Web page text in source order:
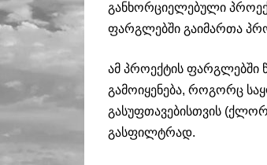
განხორციელებული
ფარგლებში გაიმართა
ამ პროექტის ფარგლებში
გამოიყენება, როგორც
გასუფთავებისთვის
გასფილტრად.